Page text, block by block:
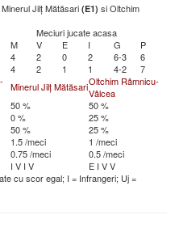
Jilț Mătăsari (E1) si Oltchim
Meciuri jucate acasa
M V E I G
P
4 2 0 2 6-3
6
4 2 1 1 4-2
7
Minerul Jilț MătăsariOltchim Râmnicu-
Vâlcea
50 %
50 %
0 %
25 %
50 %
25 %
1.5 /meci
1 /meci
0.75 /meci
0.5 /meci
I V I V E I VV
cu scor egal; I = Infrangeri; Uj =